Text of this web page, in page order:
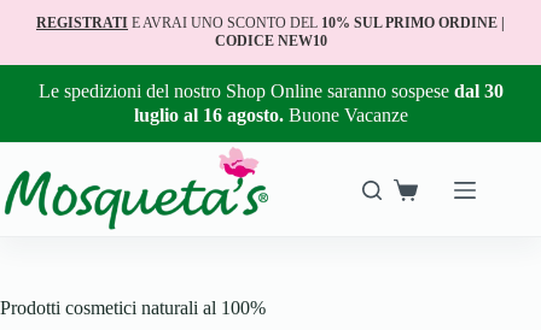
REGISTRATI E AVRAI UNO SCONTO DEL 10% SUL PRIMO ORDINE |
CODICE NEW10
Le spedizioni del nostro Shop Online saranno sospese dal 30
luglio al 16 agosto. Buone Vacanze
Prodotti cosmetici naturali al 100%